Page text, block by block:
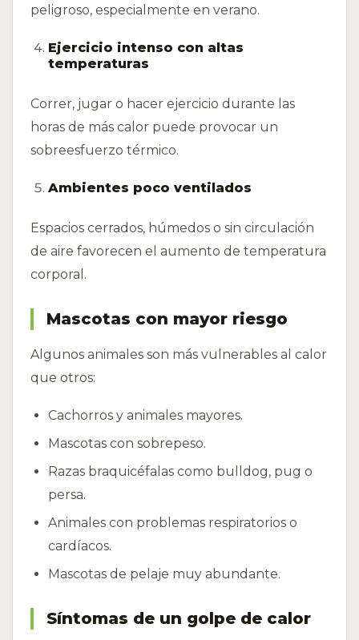
peligroso, especialmente en verano.
Ejercicio intenso con altas
temperaturas
Correr, jugar o hacer ejercicio durante las
horas de más calor puede provocar un
sobreesfuerzo térmico.
Ambientes poco ventilados
Espacios cerrados, húmedos o sin circulación
de aire favorecen el aumento de temperatura
corporal.
Mascotas con mayor riesgo
Algunos animales son más vulnerables al calor
que otros:
Cachorros y animales mayores.
Mascotas con sobrepeso.
Razas braquicéfalas como bulldog, pug o
persa.
Animales con problemas respiratorios o
cardíacos.
Mascotas de pelaje muy abundante.
Síntomas de un golpe de calor